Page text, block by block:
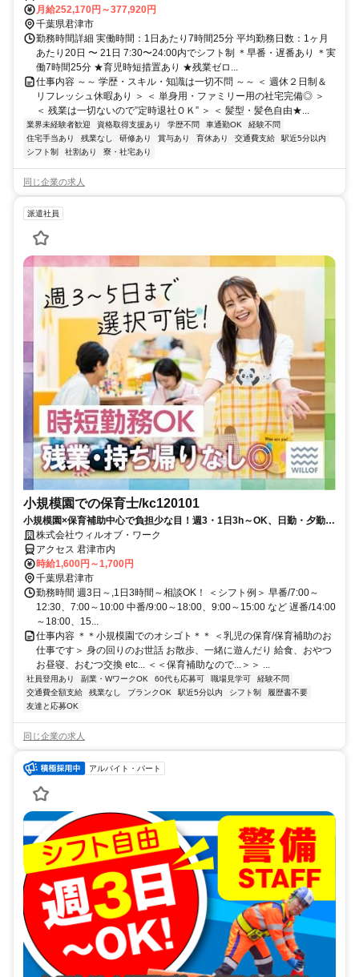
月給252,170円～377,920円
千葉県君津市
勤務時間詳細 実働時間：1日あたり7時間25分 平均勤務日数：1ヶ月
あたり20日 〜 21日 7:30〜24:00内でシフト制 ＊早番・遅番あり ＊実
働7時間25分 ★育児時短措置あり ★残業ゼロ...
仕事内容 ～～ 学歴・スキル・知識は一切不問 ～～ ＜ 週休２日制＆
リフレッシュ休暇あり ＞ ＜ 単身用・ファミリー用の社宅完備◎ ＞
＜ 残業は一切ないので”定時退社ＯＫ” ＞ ＜ 髪型・髪色自由★...
業界未経験者歓迎 資格取得支援あり 学歴不問 車通勤OK
経験不問
住宅手当あり
残業なし 研修あり 賞与あり 育休あり 交通費支給
駅近5分以内
シフト制
社割あり 寮・社宅あり
同じ企業の求人
派遣社員
小規模園での保育士/kc120101
小規模園×保育補助中心で負担少な目！週3・1日3h～OK、日勤・夕勤等
の選択可！ミドルシニアも
株式会社ウィルオブ・ワーク
アクセス 君津市内
時給1,600円～1,700円
千葉県君津市
勤務時間 週3日～,1日3時間～相談OK！ ＜シフト例＞ 早番/7:00～
12:30、7:00～10:00 中番/9:00～18:00、9:00～15:00 など 遅番/14:00
～18:00、15...
仕事内容 ＊＊小規模園でのオシゴト＊＊ ＜乳児の保育/保育補助のお
仕事です＞ 身の回りのお世話 お散歩、一緒に遊んだり 給食、おやつ
お昼寝、おむつ交換 etc... ＜＜保育補助なので...＞＞ ...
社員登用あり 副業・WワークOK 60代も応募可 職場見学可
経験不問
交通費全額支給
残業なし ブランクOK 駅近5分以内 シフト制
履歴書不要
友達と応募OK
同じ企業の求人
アルバイト・パート